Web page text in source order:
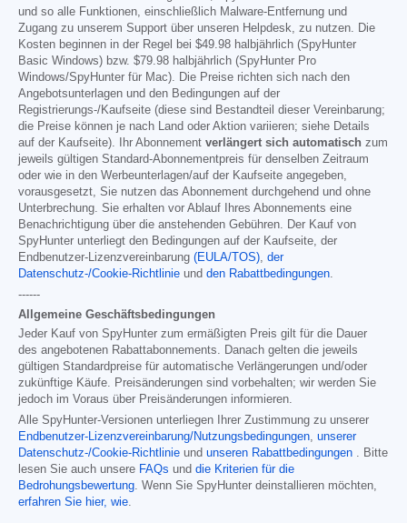
und so alle Funktionen, einschließlich Malware-Entfernung und
Zugang zu unserem Support über unseren Helpdesk, zu nutzen. Die
Kosten beginnen in der Regel bei $49.98 halbjährlich (SpyHunter
Basic Windows) bzw. $79.98 halbjährlich (SpyHunter Pro
Windows/SpyHunter für Mac). Die Preise richten sich nach den
Angebotsunterlagen und den Bedingungen auf der
Registrierungs-/Kaufseite (diese sind Bestandteil dieser Vereinbarung;
die Preise können je nach Land oder Aktion variieren; siehe Details
auf der Kaufseite). Ihr Abonnement verlängert sich automatisch zum
jeweils gültigen Standard-Abonnementpreis für denselben Zeitraum
oder wie in den Werbeunterlagen/auf der Kaufseite angegeben,
vorausgesetzt, Sie nutzen das Abonnement durchgehend und ohne
Unterbrechung. Sie erhalten vor Ablauf Ihres Abonnements eine
Benachrichtigung über die anstehenden Gebühren. Der Kauf von
SpyHunter unterliegt den Bedingungen auf der Kaufseite, der
Endbenutzer-Lizenzvereinbarung (EULA/TOS) der
Datenschutz-/Cookie-Richtlinie und den Rabattbedingungen
------
Allgemeine Geschäftsbedingungen
Jeder Kauf von SpyHunter zum ermäßigten Preis gilt für die Dauer
des angebotenen Rabattabonnements. Danach gelten die jeweils
gültigen Standardpreise für automatische Verlängerungen und/oder
zukünftige Käufe. Preisänderungen sind vorbehalten; wir werden Sie
jedoch im Voraus über Preisänderungen informieren.
Alle SpyHunter-Versionen unterliegen Ihrer Zustimmung zu unserer
Endbenutzer-Lizenzvereinbarung/Nutzungsbedingungen unserer
Datenschutz-/Cookie-Richtlinie und unseren Rabattbedingungen . Bitte
lesen Sie auch unsere FAQs und die Kriterien für die
Bedrohungsbewertung . Wenn Sie SpyHunter deinstallieren möchten,
erfahren Sie hier, wie